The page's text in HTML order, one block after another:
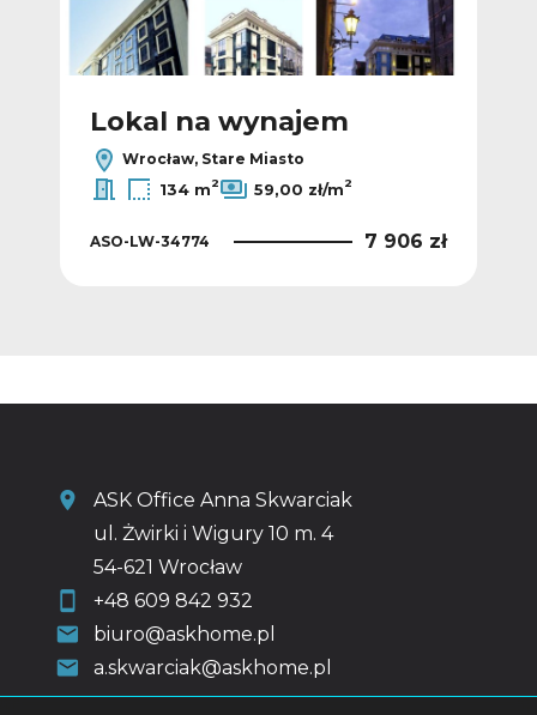
Lokal na wynajem
Wrocław, Stare Miasto
134 m2 59,00 zł/m2
ASO-LW-34774 7 906 zł
ASK Office Anna Skwarciak
ul. Żwirki i Wigury 10 m. 4
54-621 Wrocław
+48 609 842 932
biuro@askhome.pl
a.skwarciak@askhome.pl